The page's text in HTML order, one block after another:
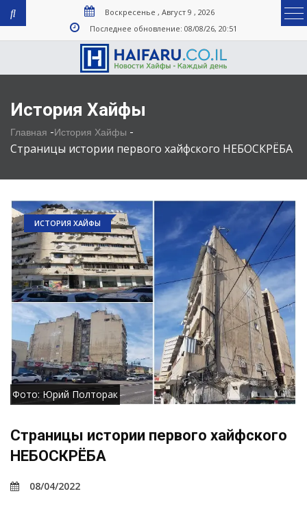
Воскресенье , Август 9 , 2026
Последнее обновление: 08/08/26, 20:51
История Хайфы
Главная -История Хайфы -
Страницы истории первого хайфского НЕБОСКРЁБА
ИСТОРИЯ ХАЙФЫ
Фото: Юрий Полторак
Страницы истории первого хайфского
НЕБОСКРЁБА
08/04/2022